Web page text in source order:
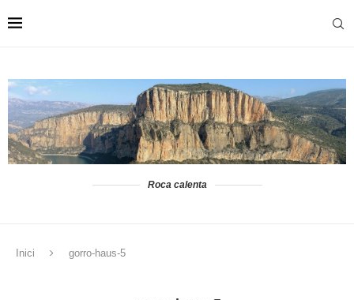
Roca calenta
Inici gorro-haus-5